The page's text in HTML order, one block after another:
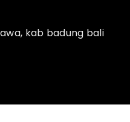
kab badung bali